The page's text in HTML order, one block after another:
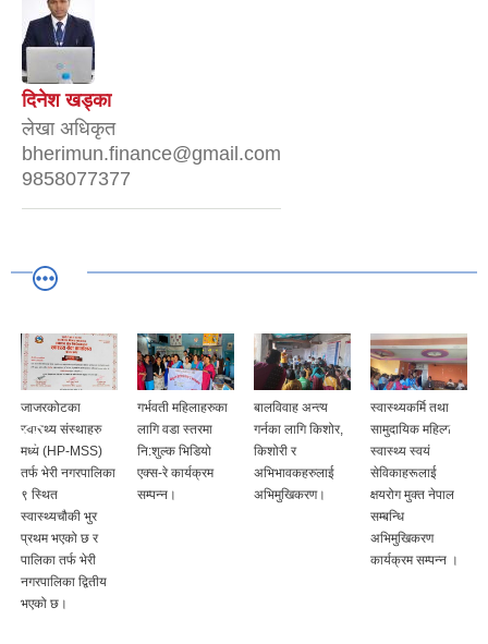
दिनेश खड्का
लेखा अधिकृत
bherimun.finance@gmail.com
9858077377
जाजरकोटका
स्वास्थ्य संस्थाहरु
मध्ये (HP-MSS)
तर्फ भेरी नगरपालिका
९ स्थित
स्वास्थ्यचौकी भुर
प्रथम भएको छ र
पालिका तर्फ भेरी
नगरपालिका द्वितीय
भएको छ।
गर्भवती महिलाहरुका
लागि वडा स्तरमा
नि:शुल्क भिडियो
एक्स-रे कार्यक्रम
सम्पन्न।
बालविवाह अन्त्य
गर्नका लागि किशोर,
किशोरी र
अभिभावकहरुलाई
अभिमुखिकरण।
स्वास्थ्यकर्मि तथा
सामुदायिक महिला
स्वास्थ्य स्वयं
सेविकाहरूलाई
क्षयरोग मुक्त नेपाल
सम्बन्धि
अभिमुखिकरण
कार्यक्रम सम्पन्न ।